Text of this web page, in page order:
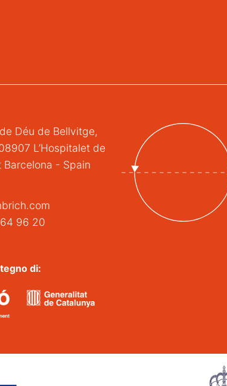
Déu de Bellvitge,
L’Hospitalet de
Barcelona - Spain
96 20
di: